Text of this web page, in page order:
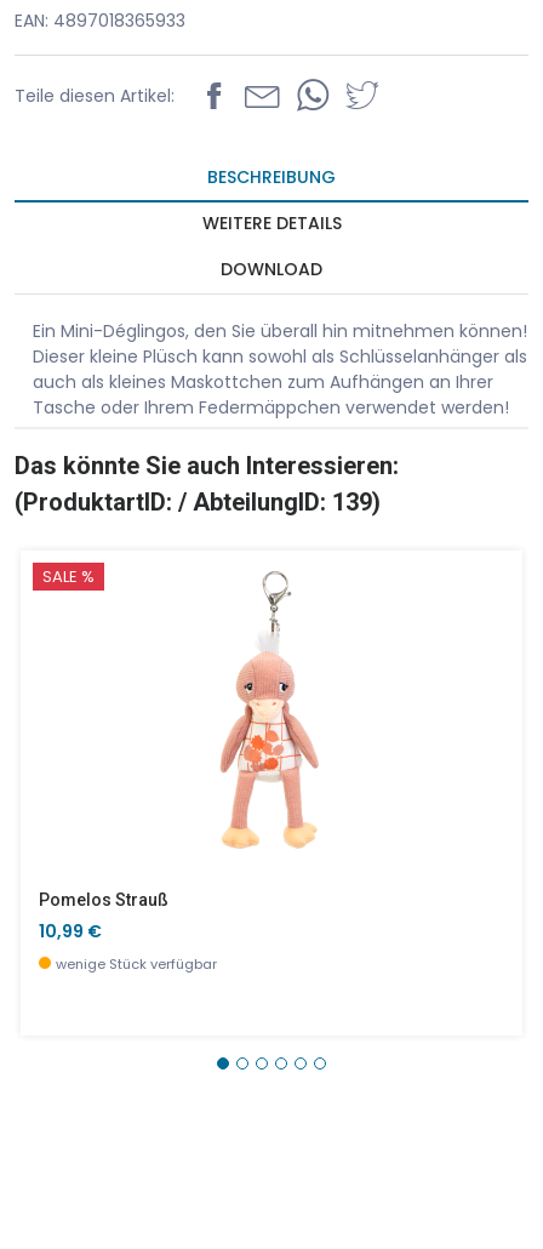
EAN: 4897018365933
Teile diesen Artikel:
BESCHREIBUNG
WEITERE DETAILS
DOWNLOAD
Ein Mini-Déglingos, den Sie überall hin mitnehmen können!
Dieser kleine Plüsch kann sowohl als Schlüsselanhänger als
auch als kleines Maskottchen zum Aufhängen an Ihrer
Tasche oder Ihrem Federmäppchen verwendet werden!
Das könnte Sie auch Interessieren:
(ProduktartID: / AbteilungID: 139)
SALE %
Pomelos Strauß
10,99 €
wenige Stück verfügbar